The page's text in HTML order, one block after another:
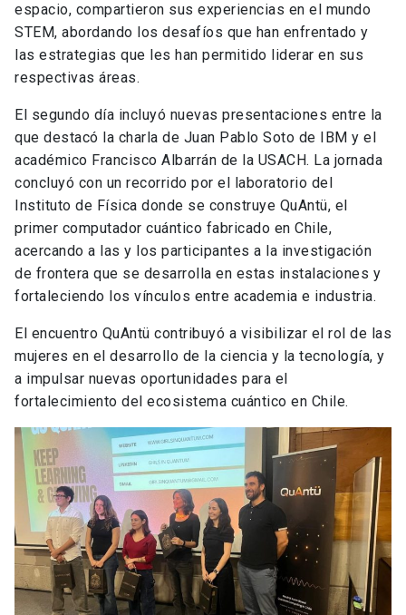
espacio, compartieron sus experiencias en el mundo
STEM, abordando los desafíos que han enfrentado y
las estrategias que les han permitido liderar en sus
respectivas áreas.
El segundo día incluyó nuevas presentaciones entre la
que destacó la charla de Juan Pablo Soto de IBM y el
académico Francisco Albarrán de la USACH. La jornada
concluyó con un recorrido por el laboratorio del
Instituto de Física donde se construye QuAntü, el
primer computador cuántico fabricado en Chile,
acercando a las y los participantes a la investigación
de frontera que se desarrolla en estas instalaciones y
fortaleciendo los vínculos entre academia e industria.
El encuentro QuAntü contribuyó a visibilizar el rol de las
mujeres en el desarrollo de la ciencia y la tecnología, y
a impulsar nuevas oportunidades para el
fortalecimiento del ecosistema cuántico en Chile.